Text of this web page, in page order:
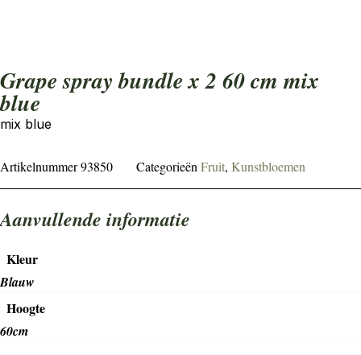
grape spray bundle x 2 60 cm mix
blue
mix blue
Artikelnummer93850 Categorieën Fruit, Kunstbloemen
Aanvullende informatie
Kleur
Blauw
Hoogte
60cm